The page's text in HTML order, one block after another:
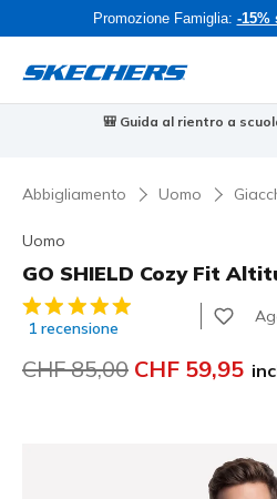
Promozione Famiglia: -15%
🎒 Guida al rientro a
Abbigliamento Uomo
Uomo
GO SHIELD Cozy Fit
Valutazione cliente 4.2 su 5
1 recensione
Prezzo ridotto da
CHF 85,00 per
CHF 59,95